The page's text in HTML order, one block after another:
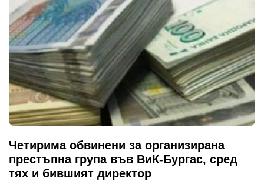
Четирима обвинени за организирана
престъпна група във ВиК-Бургас, сред
тях и бившият директор